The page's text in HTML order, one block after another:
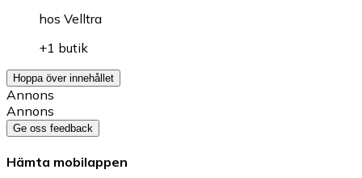
hos Velltra
+1 butik
Hoppa över innehållet
Annons
Annons
Ge oss feedback
Hämta mobilappen